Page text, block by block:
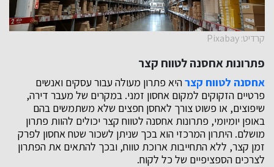
קרדיט: Pixabay
פתרונות אחסנה לטווח קצר
אחסנה לטווח קצרהיא פתרון מעולה עבור עסקים ואנשים
פרטיים הזקוקים למקום אחסון זמני. במקרים של מעבר דירה,
שיפוצים, או פשוט צורך לאחסן חפצים שלא משתמשים בהם
באופן יומיומי, פתרונות אחסנה לטווח קצר יכולים להוות פתרון
מושלם. היתרון המרכזי הוא בכך שניתן לשכור שטח אחסון לפרק
זמן קצר, ללא התחייבות ארוכת טווח, ובכך להתאים את הפתרון
לצרכים הספציפיים של כל לקוח.